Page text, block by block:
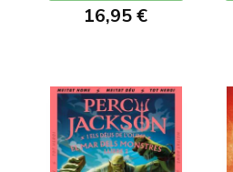
16,95 €